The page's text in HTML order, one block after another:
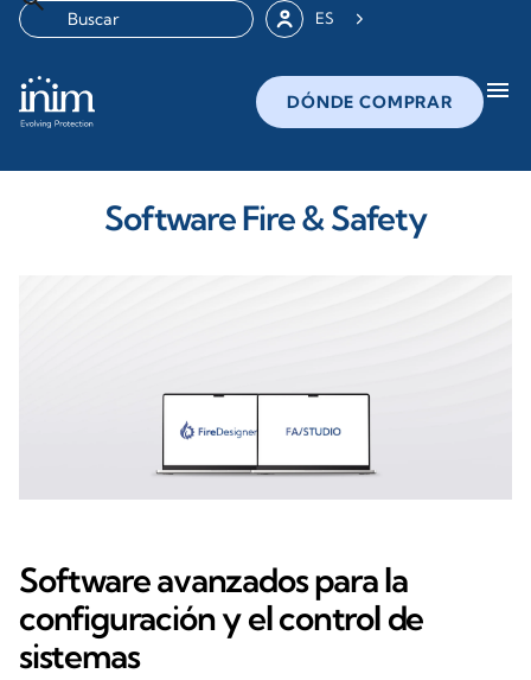
ES
DÓNDE COMPRAR menu
Software Fire & Safety
Software avanzados para la
configuración y el control de
sistemas